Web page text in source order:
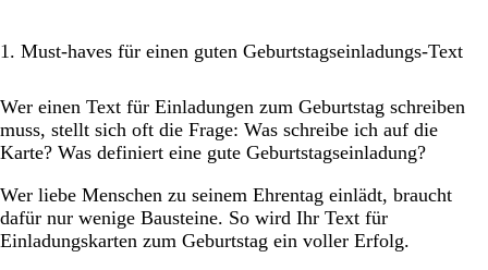
1. Must-haves für einen guten Geburtstagseinladungs-Text
Wer einen Text für Einladungen zum Geburtstag schreiben
muss, stellt sich oft die Frage: Was schreibe ich auf die
Karte? Was definiert eine gute Geburtstagseinladung?
Wer liebe Menschen zu seinem Ehrentag einlädt, braucht
dafür nur wenige Bausteine. So wird Ihr Text für
Einladungskarten zum Geburtstag ein voller Erfolg.